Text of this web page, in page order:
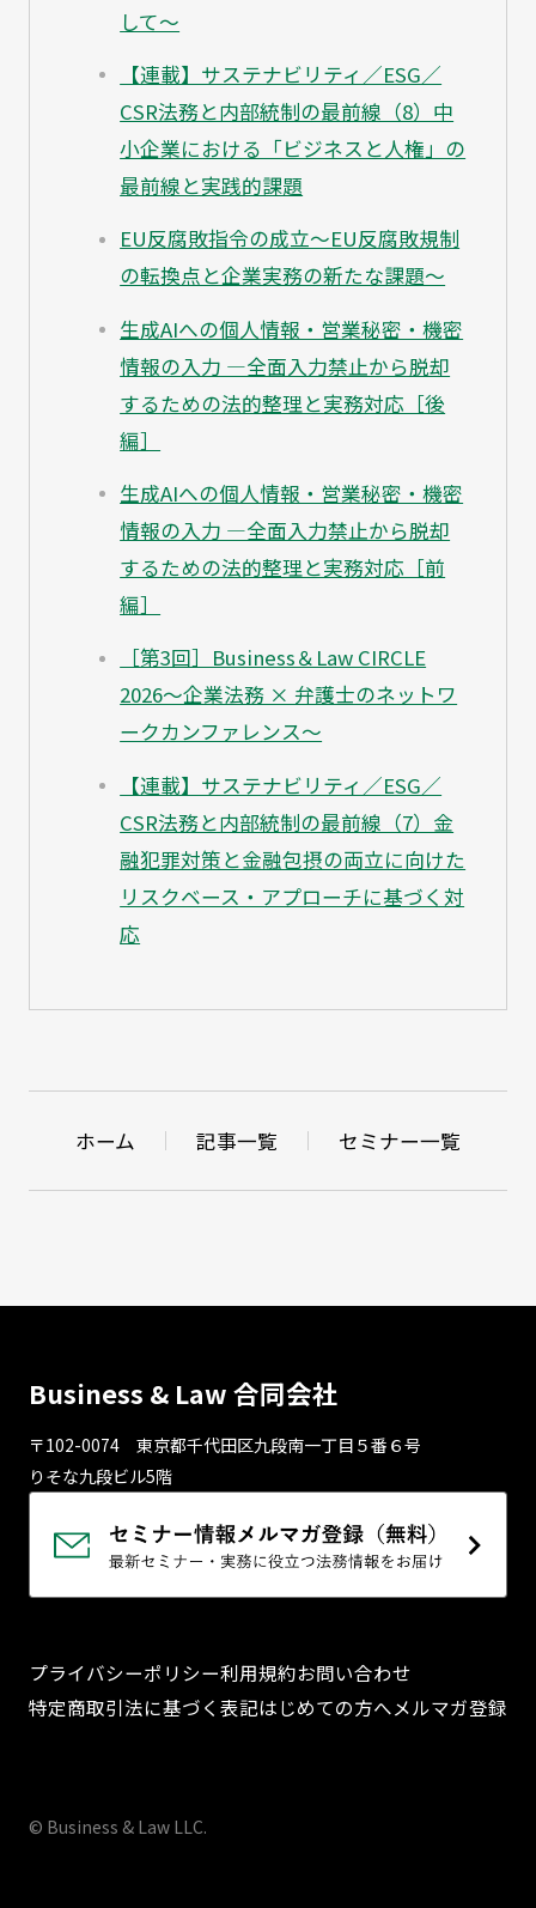
して～
【連載】サステナビリティ／ESG／
CSR法務と内部統制の最前線（8）中
小企業における「ビジネスと人権」の
最前線と実践的課題
EU反腐敗指令の成立～EU反腐敗規制
の転換点と企業実務の新たな課題～
生成AIへの個人情報・営業秘密・機密
情報の入力 ―全面入力禁止から脱却
するための法的整理と実務対応［後
編］
生成AIへの個人情報・営業秘密・機密
情報の入力 ―全面入力禁止から脱却
するための法的整理と実務対応［前
編］
［第3回］Business＆Law CIRCLE
2026～企業法務 × 弁護士のネットワ
ークカンファレンス～
【連載】サステナビリティ／ESG／
CSR法務と内部統制の最前線（7）金
融犯罪対策と金融包摂の両立に向けた
リスクベース・アプローチに基づく対
応
ホーム 記事一覧 セミナー一覧
Business & Law 合同会社
〒102-0074 東京都千代⽥区九段南⼀丁⽬５番６号
りそな九段ビル5階
プライバシーポリシー利用規約お問い合わせ
特定商取引法に基づく表記はじめての方へメルマガ登録
© Business & Law LLC.